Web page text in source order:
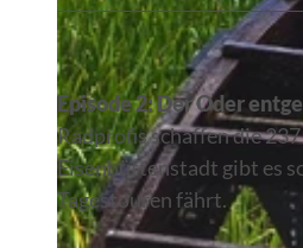
Episode 2: Der Oder
Radprofis schaffen die
Eisenhüttenstadt gibt es
Tagestouren fährt.